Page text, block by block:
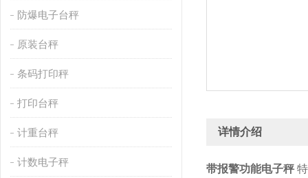
防爆电子台秤
原装台秤
条码打印秤
打印台秤
计重台秤
计数电子秤
详情介绍
带报警功能电子秤